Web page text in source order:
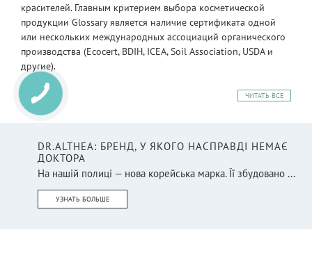
красителей. Главным критерием выбора косметической
продукции Glossary является наличие сертификата одной
или нескольких международных ассоциаций органического
производства (Ecocert, BDIH, ICEA, Soil Association, USDA и
другие).
ЧИТАТЬ ВСЕ
DR.ALTHEA: БРЕНД, У ЯКОГО НАСПРАВДІ НЕМАЄ
ДОКТОРА
На нашій полиці — нова корейська марка. Її збудовано ...
УЗНАТЬ БОЛЬШЕ